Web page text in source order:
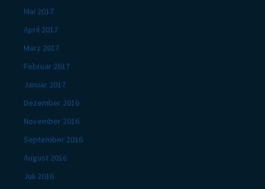
Mai 2017
April 2017
März 2017
Februar 2017
Januar 2017
Dezember 2016
November 2016
September 2016
August 2016
Juli 2016